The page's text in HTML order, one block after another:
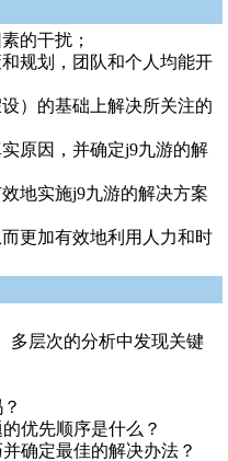
的干扰；
规划，团队和个人均能开
）的基础上解决所关注的
原因，并确定j9九游的解
地实施j9九游的解决方案
更加有效地利用人力和时
层次的分析中发现关键
优先顺序是什么？
确定最佳的解决办法？